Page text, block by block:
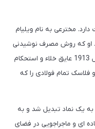
از 100 سال قدمت دارد. مخترعی به نام ویلیام
او که روش مصرف نوشیدنی
های گرم را برای همیشه تغییر داد، در سال 1913 عایق خلاء و استحکام
فلاسک تمام فولادی را که
یک نماد تبدیل شد و به
ای و ماجراجویی در فضای